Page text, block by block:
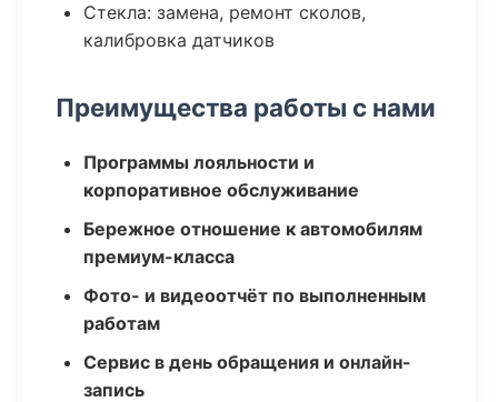
Стекла: замена, ремонт сколов,
калибровка датчиков
Преимущества работы с нами
Программы лояльности и
корпоративное обслуживание
Бережное отношение к автомобилям
премиум-класса
Фото- и видеоотчёт по выполненным
работам
Сервис в день обращения и онлайн-
запись